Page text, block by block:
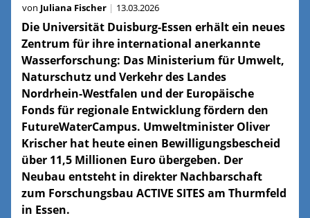
von Juliana Fischer 13.03.2026
Die Universität Duisburg-Essen erhält ein neues
Zentrum für ihre international anerkannte
Wasserforschung: Das Ministerium für Umwelt,
Naturschutz und Verkehr des Landes
Nordrhein-Westfalen und der Europäische
Fonds für regionale Entwicklung fördern den
FutureWaterCampus. Umweltminister Oliver
Krischer hat heute einen Bewilligungsbescheid
über 11,5 Millionen Euro übergeben. Der
Neubau entsteht in direkter Nachbarschaft
zum Forschungsbau ACTIVE SITES am Thurmfeld
in Essen.